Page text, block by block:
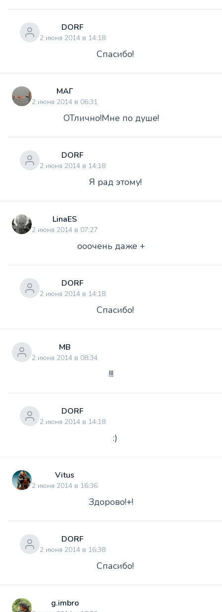
DORF
2 июня 2014 в 14:18
Спасибо!
МАГ
2 июня 2014 в 06:31
ОТлично!Мне по душе!
DORF
2 июня 2014 в 14:18
Я рад этому!
LinaES
2 июня 2014 в 07:27
ооочень даже +
DORF
2 июня 2014 в 14:18
Спасибо!
МВ
2 июня 2014 в 08:34
!!!
DORF
2 июня 2014 в 14:18
:)
Vitus
2 июня 2014 в 16:36
Здорово!+!
DORF
2 июня 2014 в 16:38
Спасибо!
g.imbro